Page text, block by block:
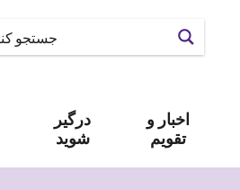
درگیر
شوید
اخبار و
تقویم